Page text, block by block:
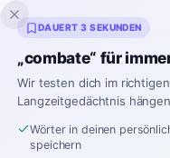
Inklingo
DAUERT 3 SEKUNDEN
„combate“ für
Wir testen dich im
Langzeitgedächtnis
Wörter in deinen
speichern